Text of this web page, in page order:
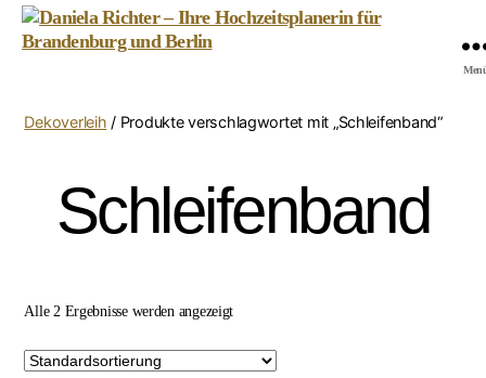
-
Ihre
Brandenburg
Dekoverleih / Produkte verschlagwortet mit „Schleifenband“
Schleifenband
Alle 2 Ergebnisse werden angezeigt